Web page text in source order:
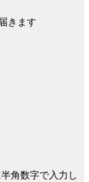
きます
半角数字で入力し